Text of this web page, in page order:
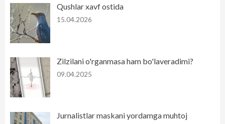
Qushlar xavf ostida
15.04.2026
Zilzilani o'rganmasa ham bo'laveradimi?
09.04.2025
Jurnalistlar maskani yordamga muhtoj